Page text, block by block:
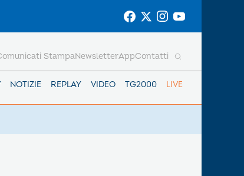
NOTIZIE REPLAY VIDEO TG2000 LIVE
StampaNewsletterAppContatti